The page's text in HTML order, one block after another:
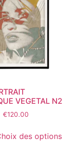
VEGETAL N2
€120.00Plage
prix :
€48.00
des options